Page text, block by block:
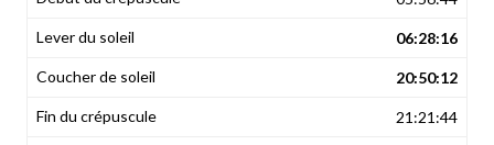
06:28:16
20:50:12
21:21:44